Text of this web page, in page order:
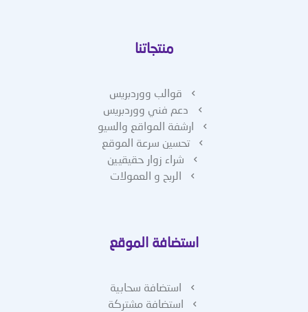
منتجاتنا
قوالب ووردبريس
دعم فني ووردبريس
ارشفة المواقع والسيو
تحسين سرعة الموقع
شراء زوار حقيقيين
الربح و العمولات
استضافة الموقع
استضافة سحابية
استضافة مشتركة